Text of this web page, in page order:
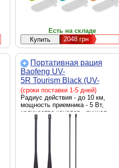
Есть на складе
2048 грн
Портативная рация
Baofeng UV-
5R Tourism Black (UV-
5R_Tourism_Black)
(сроки поставки 1-5 дней)
Радиус действия - до 10 км,
мощность приемника - 5 Вт,
количество каналов - ручная
установка частоты, аккумулятор,